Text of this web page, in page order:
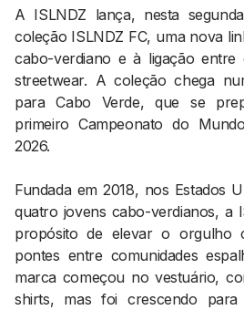
+351 912 127 577
Pesquisar
A ISLNDZ lança, nesta
coleção ISLNDZ FC, uma nova
cabo-verdiano e à ligação entre
streetwear. A coleção chega
para Cabo Verde, que se
primeiro Campeonato do
2026.
Fundada em 2018, nos Estados
quatro jovens cabo-verdianos, a
propósito de elevar o orgulho
pontes entre comunidades
marca começou no vestuário,
shirts, mas foi crescendo para